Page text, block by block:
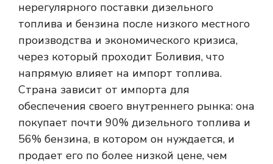
нерегулярного поставки дизельного
топлива и бензина после низкого местного
производства и экономического кризиса,
через который проходит Боливия, что
напрямую влияет на импорт топлива.
Страна зависит от импорта для
обеспечения своего внутреннего рынка: она
покупает почти 90% дизельного топлива и
56% бензина, в котором он нуждается, и
продает его по более низкой цене, чем